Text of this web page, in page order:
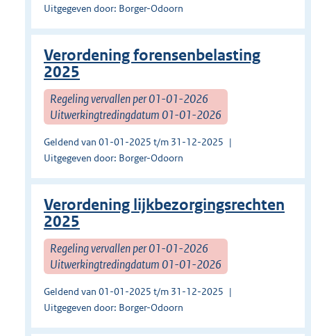
Uitgegeven door: Borger-Odoorn
Verordening forensenbelasting
2025
Regeling vervallen per 01-01-2026
Uitwerkingtredingdatum 01-01-2026
Geldend van 01-01-2025 t/m 31-12-2025
Uitgegeven door: Borger-Odoorn
Verordening lijkbezorgingsrechten
2025
Regeling vervallen per 01-01-2026
Uitwerkingtredingdatum 01-01-2026
Geldend van 01-01-2025 t/m 31-12-2025
Uitgegeven door: Borger-Odoorn